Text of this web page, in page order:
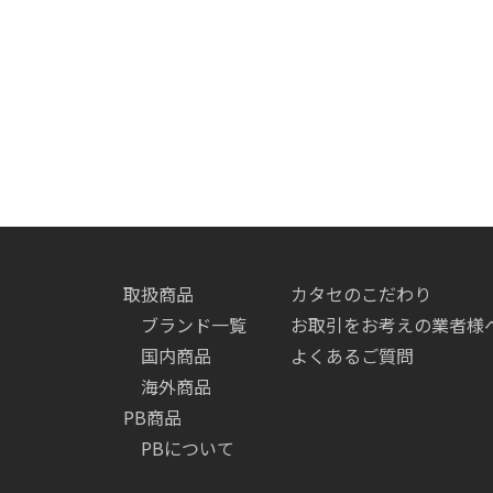
取扱商品
ブランド一覧
国内商品
海外商品
PB商品
PBについて
カタセのこだわり
お取引をお考えの業者様
よくあるご質問